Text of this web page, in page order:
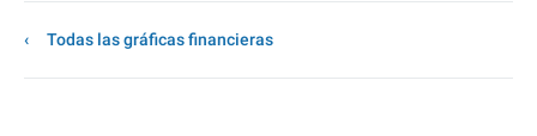
Todas las gráficas financieras